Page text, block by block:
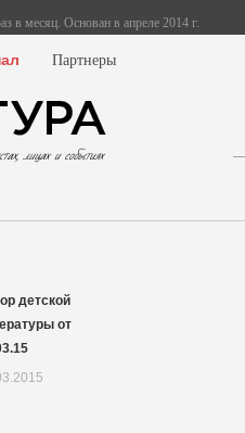
в месяц. Основан в апреле 2014 г.
Партнеры
детской
от